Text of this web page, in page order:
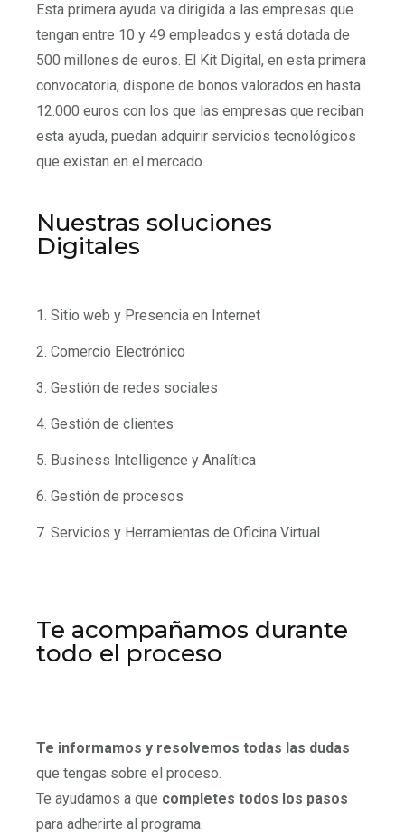
Esta primera ayuda va dirigida a las empresas que
tengan entre 10 y 49 empleados y está dotada de
500 millones de euros. El Kit Digital, en esta primera
convocatoria, dispone de bonos valorados en hasta
12.000 euros con los que las empresas que reciban
esta ayuda, puedan adquirir servicios tecnológicos
que existan en el mercado.
Nuestras soluciones
Digitales
1. Sitio web y Presencia en Internet
2. Comercio Electrónico
3. Gestión de redes sociales
4. Gestión de clientes
5. Business Intelligence y Analítica
6. Gestión de procesos
7. Servicios y Herramientas de Oficina Virtual
Te acompañamos durante
todo el proceso
Te informamos y resolvemos todas las dudas
que tengas sobre el proceso.
Te ayudamos a que completes todos los pasos
para adherirte al programa.